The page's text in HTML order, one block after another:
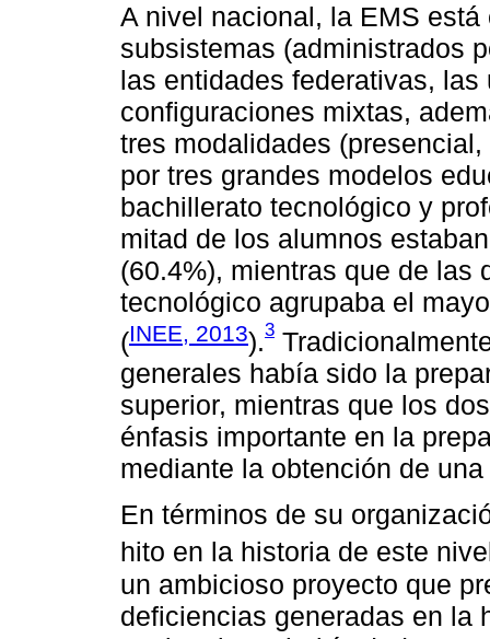
A nivel nacional, la EMS
subsistemas (administrados
las entidades federativas,
configuraciones mixtas,
tres modalidades
por tres grandes modelos
bachillerato tecnológico y
mitad de los alumnos
(60.4%), mientras que de las
tecnológico agrupaba el
(INEE, 2013).3
generales había sido la
superior, mientras que los
énfasis importante en la
mediante la obtención de
En términos de su
hito en la historia de este
un ambicioso proyecto que
deficiencias generadas en la